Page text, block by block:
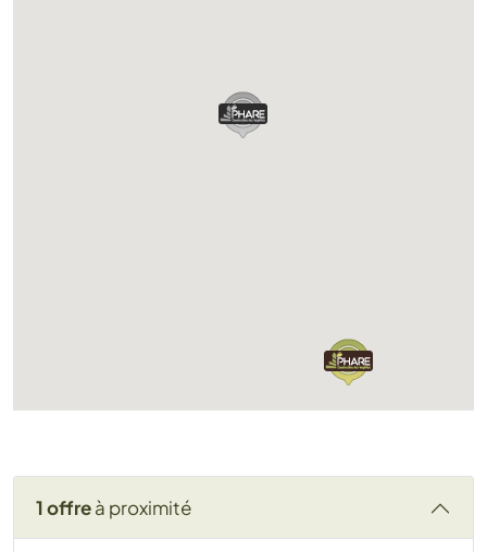
Chargement...
1 offreà proximité